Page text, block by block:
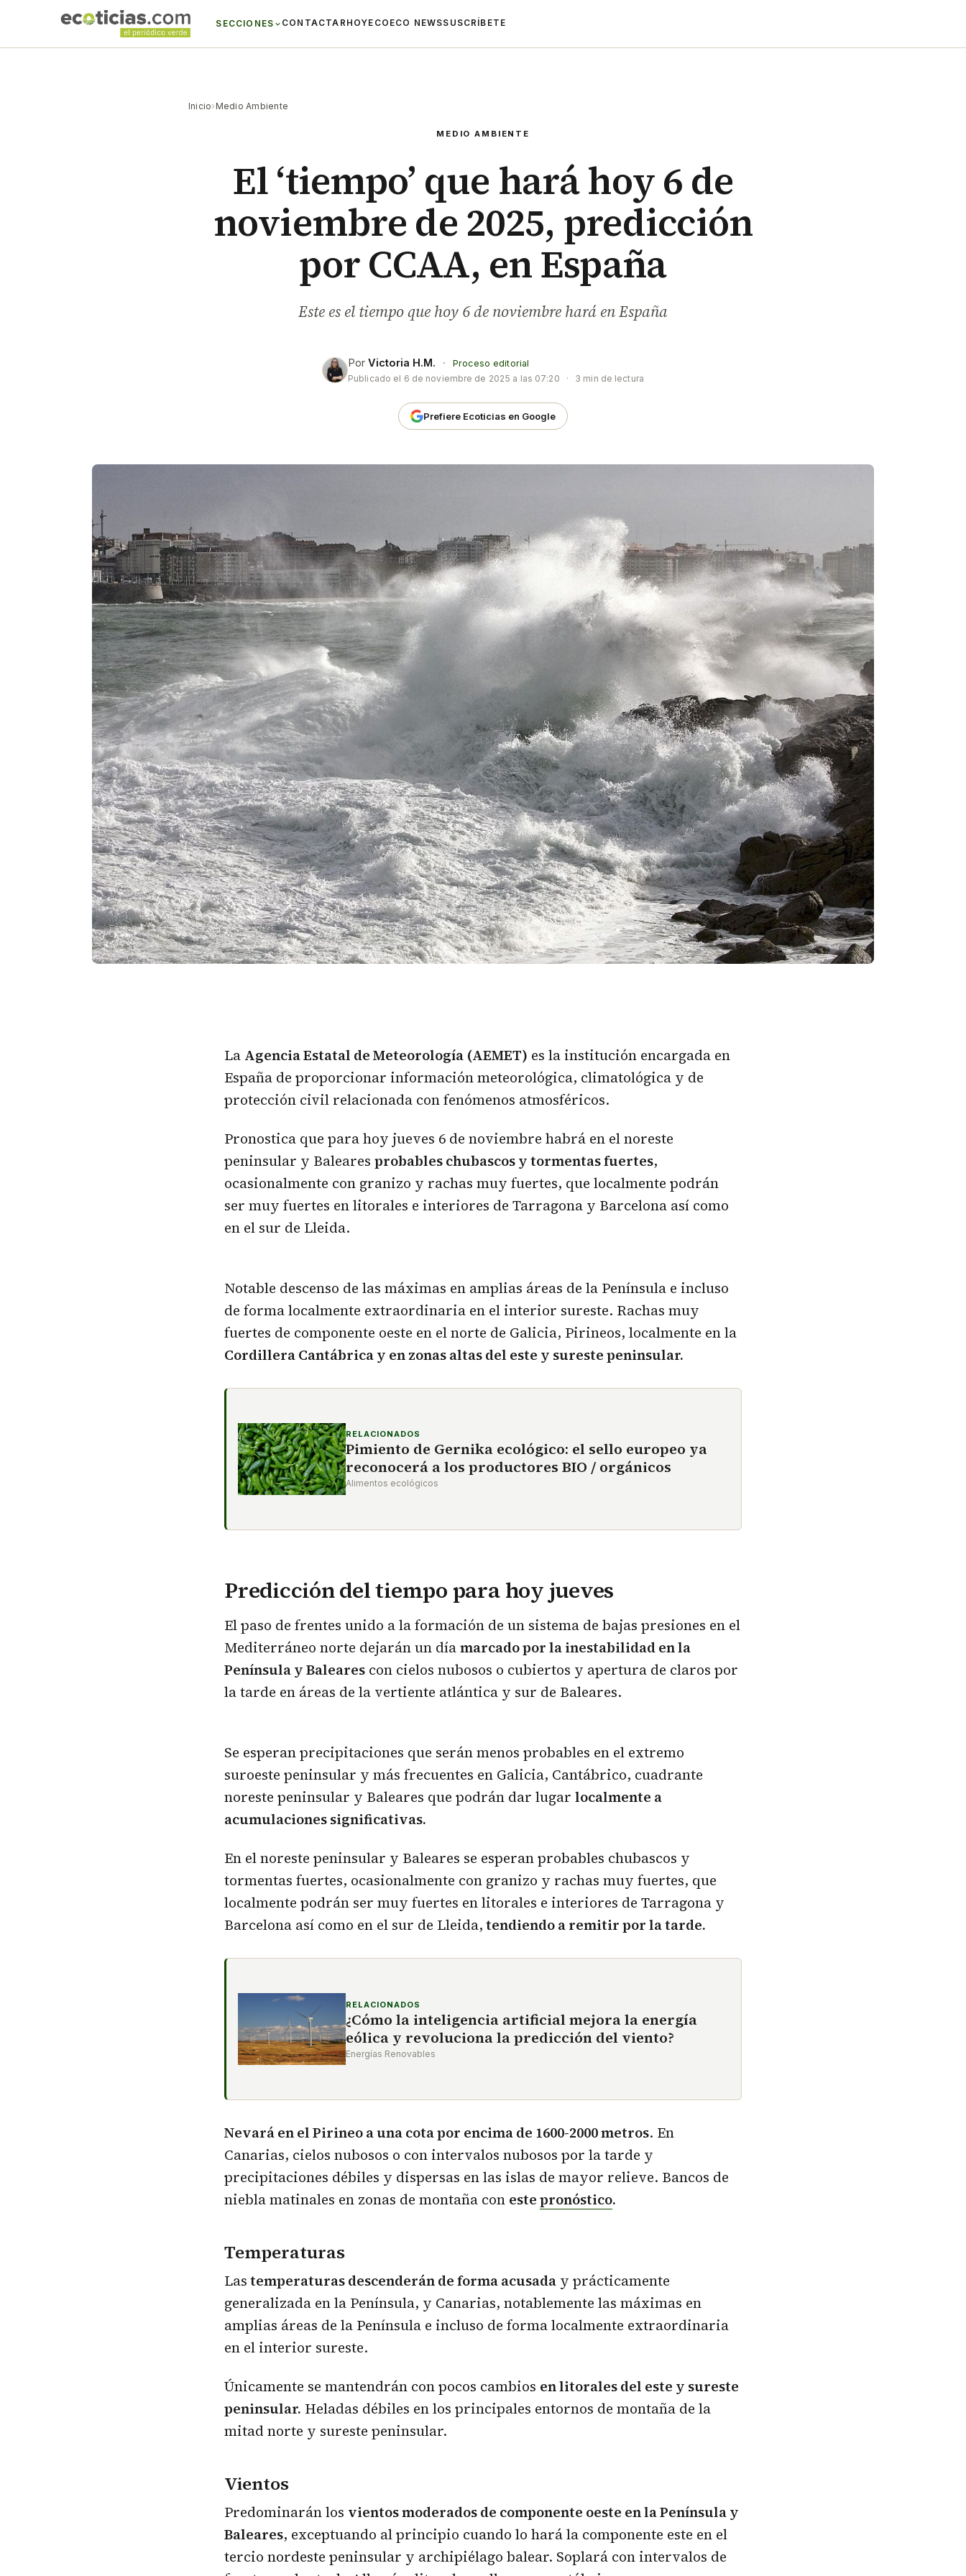
SECCIONES CONTACTAR HOYECO ECO NEWSSUSCRÍBETE
Inicio› Medio Ambiente
MEDIO AMBIENTE
El ‘tiempo’ que hará hoy 6 de
noviembre de 2025, predicción
por CCAA, en España
Este es el tiempo que hoy 6 de noviembre hará en España
PorVictoria H.M. ·
Proceso editorial
Publicado el 6 de noviembre de 2025 a las 07:20 · 3 min de lectura
Prefiere Ecoticias en Google
La Agencia Estatal de Meteorología (AEMET) es la institución encargada en
España de proporcionar información meteorológica, climatológica y de
protección civil relacionada con fenómenos atmosféricos.
Pronostica que para hoy jueves 6 de noviembre habrá en el noreste
peninsular y Baleares probables chubascos y tormentas fuertes,
ocasionalmente con granizo y rachas muy fuertes, que localmente podrán
ser muy fuertes en litorales e interiores de Tarragona y Barcelona así como
en el sur de Lleida.
Notable descenso de las máximas en amplias áreas de la Península e incluso
de forma localmente extraordinaria en el interior sureste. Rachas muy
fuertes de componente oeste en el norte de Galicia, Pirineos, localmente en la
Cordillera Cantábrica y en zonas altas del este y sureste peninsular.
RELACIONADOS
Pimiento de Gernika ecológico: el sello europeo ya
reconocerá a los productores BIO / orgánicos
Alimentos ecológicos
Predicción del tiempo para hoy jueves
El paso de frentes unido a la formación de un sistema de bajas presiones en el
Mediterráneo norte dejarán un díamarcado por la inestabilidad en la
Península y Baleares con cielos nubosos o cubiertos y apertura de claros por
la tarde en áreas de la vertiente atlántica y sur de Baleares.
Se esperan precipitaciones que serán menos probables en el extremo
suroeste peninsular y más frecuentes en Galicia, Cantábrico, cuadrante
noreste peninsular y Baleares que podrán dar lugar localmente a
acumulaciones significativas.
En el noreste peninsular y Baleares se esperan probables chubascos y
tormentas fuertes, ocasionalmente con granizo y rachas muy fuertes, que
localmente podrán ser muy fuertes en litorales e interiores de Tarragona y
Barcelona así como en el sur de Lleida,tendiendo a remitir por la tarde.
RELACIONADOS
¿Cómo la inteligencia artificial mejora la energía
eólica y revoluciona la predicción del viento?
Energías Renovables
Nevará en el Pirineo a una cota por encima de 1600-2000 metros. En
Canarias, cielos nubosos o con intervalos nubosos por la tarde y
precipitaciones débiles y dispersas en las islas de mayor relieve. Bancos de
niebla matinales en zonas de montaña con estepronóstico.
Temperaturas
Lastemperaturas descenderán de forma acusada y prácticamente
generalizada en la Península, y Canarias, notablemente las máximas en
amplias áreas de la Península e incluso de forma localmente extraordinaria
en el interior sureste.
Únicamente se mantendrán con pocos cambios en litorales del este y sureste
peninsular. Heladas débiles en los principales entornos de montaña de la
mitad norte y sureste peninsular.
Vientos
Predominarán los vientos moderados de componente oeste en la Península y
Baleares, exceptuando al principio cuando lo hará la componente este en el
tercio nordeste peninsular y archipiélago balear. Soplará con intervalos de